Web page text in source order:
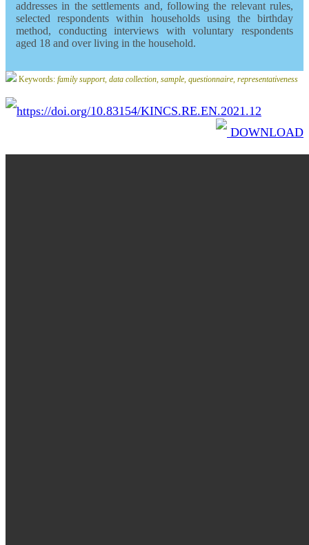
addresses in the settlements and, following the relevant rules,
selected respondents within households using the birthday
method, conducting interviews with voluntary respondents
aged 18 and over living in the household.
Keywords: family support, data collection, sample, questionnaire, representativeness
https://doi.org/10.83154/KINCS.RE.EN.2021.12
DOWNLOAD